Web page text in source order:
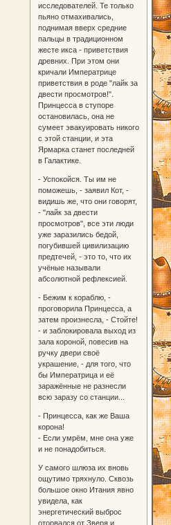
исследователей. Те только
пьяно отмахивались,
поднимая вверх средние
пальцы в традиционном
жесте икса - приветствия
древних. При этом они
кричали Императрице
приветствия в роде "лайк за
двести просмотров!".
Принцесса в ступоре
остановилась, она не
сумеет эвакуировать никого
с этой станции, и эта
Ярмарка станет последней
в Галактике.
- Успокойся. Ты им не
поможешь, - заявил Кот, -
видишь же, что они говорят,
- "лайк за двести
просмотров", все эти люди
уже заразились бедой,
погубившей цивилизацию
предтечей, - это то, что их
учёные называли
абсолютной рефлексией.
- Бежим к кораблю, -
проговорила Принцесса, а
затем произнесла, - Стойте!
- и заблокировала выход из
зала короной, повесив на
ручку двери своё
украшение, - для того, что
бы Императрица и её
заражённые не разнесли
всю заразу со станции...
- Принцесса, как же Ваша
корона!
- Если умрём, мне она уже
и не понадобиться.
У самого шлюза их вновь
ощутимо тряхнуло. Сквозь
большое окно Итания явно
увидела, как
энергетический выброс
оторвался от Зверя и